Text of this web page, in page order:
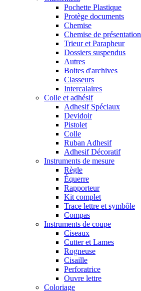
Pochette Plastique
Protège documents
Chemise
Chemise de présentation
Trieur et Parapheur
Dossiers suspendus
Autres
Boites d'archives
Classeurs
Intercalaires
Colle et adhésif
Adhesif Spéciaux
Devidoir
Pistolet
Colle
Ruban Adhesif
Adhesif Décoratif
Instruments de mesure
Règle
Équerre
Rapporteur
Kit complet
Trace lettre et symbôle
Compas
Instruments de coupe
Ciseaux
Cutter et Lames
Rogneuse
Cisaille
Perforatrice
Ouvre lettre
Coloriage